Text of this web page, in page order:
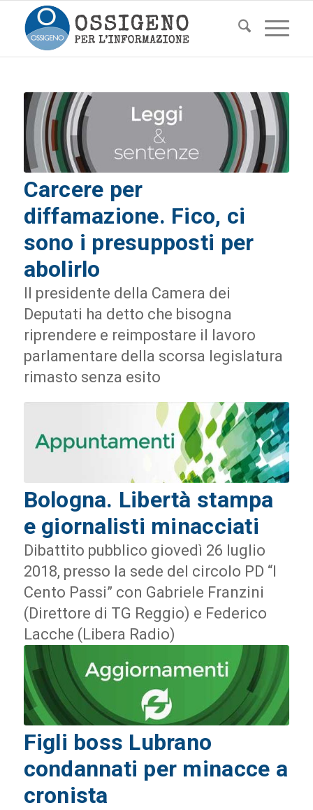
Carcere per
diffamazione. Fico, ci
sono i presupposti per
abolirlo
Il presidente della Camera dei
Deputati ha detto che bisogna
riprendere e reimpostare il lavoro
parlamentare della scorsa legislatura
rimasto senza esito
Bologna. Libertà stampa
e giornalisti minacciati
Dibattito pubblico giovedì 26 luglio
2018, presso la sede del circolo PD “I
Cento Passi” con Gabriele Franzini
(Direttore di TG Reggio) e Federico
Lacche (Libera Radio)
Figli boss Lubrano
condannati per minacce a
cronista